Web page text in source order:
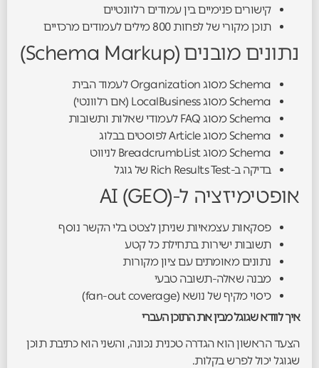
קישורים פנימיים בין עמודים רלוונטיים
תוכן מקורי של לפחות 800 מילים לעמודים מרכזיים
נתונים מובנים (Schema Markup)
Schema מסוג Organization לעמוד הבית
Schema מסוג LocalBusiness (אם רלוונטי)
Schema מסוג FAQ לעמודי שאלות ותשובות
Schema מסוג Article לפוסטים בבלוג
Schema מסוג BreadcrumbList לניווט
בדיקה ב-Rich Results Test של גוגל
אופטימיזציה ל-AI (GEO)
פסקאות עצמאיות שניתן לצטט בלי הקשר נוסף
תשובות ישירות בתחילת כל קטע
נתונים מאומתים עם ציון מקורות
מבנה שאלה-תשובה טבעי
כיסוי מקיף של נושא (fan-out coverage)
איך לוודא שגוגל מבין את התוכן העברי
הצעד הראשון הוא הגדרה טכנית נכונה, והשני הוא כתיבת תוכן
שגוגל יכול לפרש בקלות.